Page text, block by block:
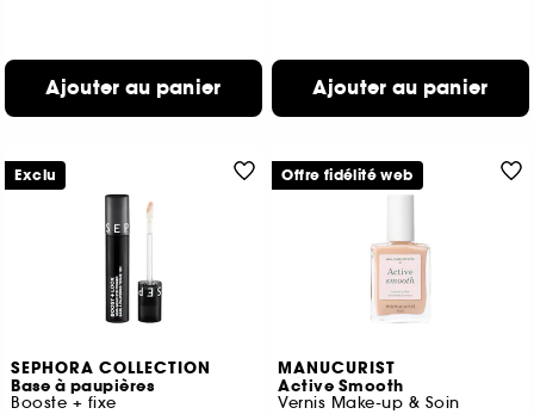
Ajouter au panier Ajouter au panier
SEPHORA COLLECTION
Base à paupières
Booste + fixe
Exclu
MANUCURIST
Active Smooth
Vernis Make-up & Soin
Offre fidélité web